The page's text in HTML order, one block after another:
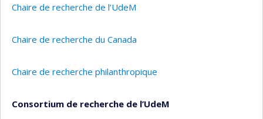
Chaire de recherche de l’UdeM
Chaire de recherche du Canada
Chaire de recherche philanthropique
Consortium de recherche de l’UdeM